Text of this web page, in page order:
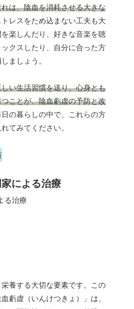
は、陰血を消耗させる大きな
トレスをため込まない工夫も大
楽しんだり、好きな音楽を聴
クスしたり、自分に合った方
ましょう。
い生活習慣を送り、心身とも
ことが、陰血虧虚の予防と改
日の暮らしの中で、これらの方
てみてください。
による治療
養する大切な要素です。この
虧虚（いんけつきょ）」は、